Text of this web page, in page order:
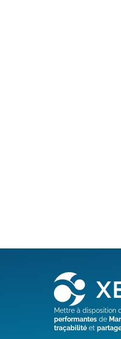
Mettre à disposition
performantes de
traçabilité et